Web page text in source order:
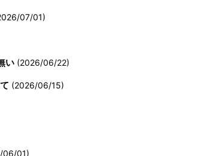
07/01)
い (2026/06/22)
(2026/06/15)
06/01)